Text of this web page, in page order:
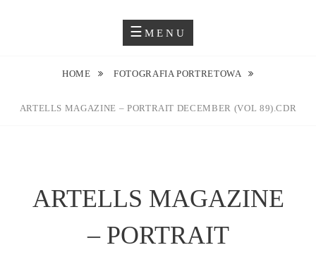
JUSTYNA EWA GROCHOWSKA
MENU
HOME FOTOGRAFIA PORTRETOWA
ARTELLS MAGAZINE – PORTRAIT DECEMBER (VOL 89).CDR
ARTELLS MAGAZINE
– PORTRAIT